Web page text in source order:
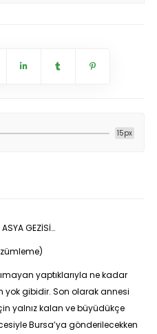
15px
ASYA GEZİSİ…
yaptıklarıyla ne kadar
yok gibidir. Son olarak annesi
yalnız kalan ve büyüdükçe
Bursa’ya gönderilecekken